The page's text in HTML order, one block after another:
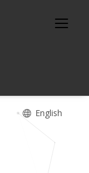
English